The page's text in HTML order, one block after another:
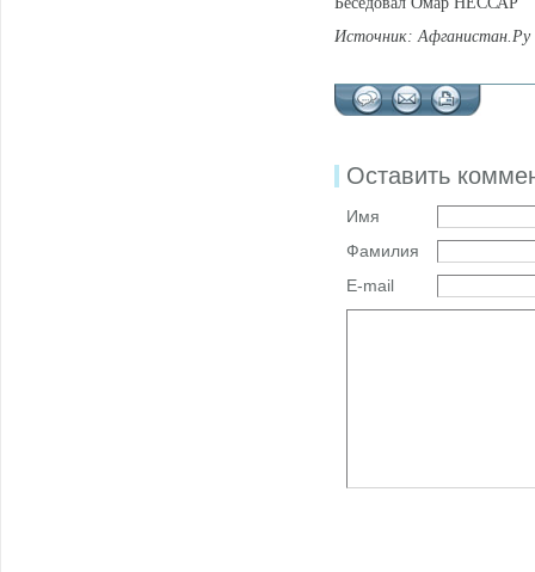
Источник: Афганистан.Ру
Оставить
Имя
Фамилия
E-mail